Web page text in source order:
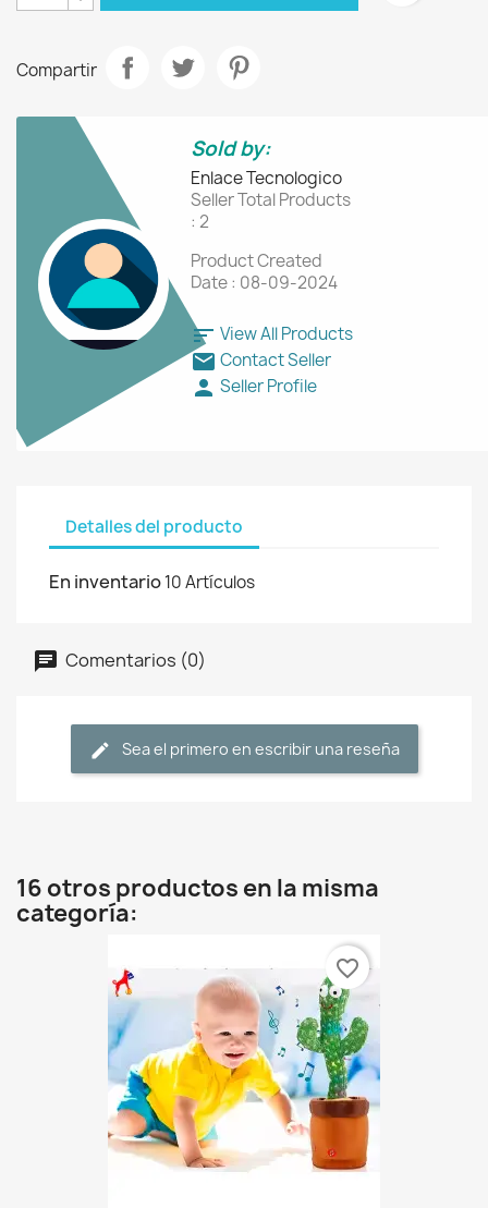
Compartir
Sold by:
Enlace Tecnologico
Seller Total Products
: 2
Product Created
Date : 08-09-2024
sort View All Products
mail Contact Seller
person Seller Profile
Detalles del producto
En inventario10 Artículos
Comentarios (0)
Sea el primero en escribir una reseña
16 otros productos en la misma
categoría:
favorite_border